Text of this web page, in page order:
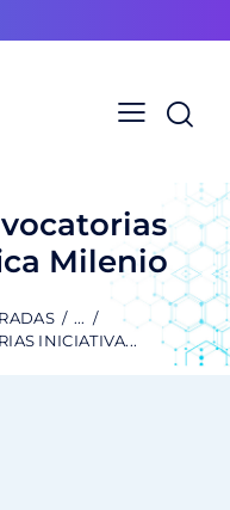
Milenio
...
INICIATIVA...